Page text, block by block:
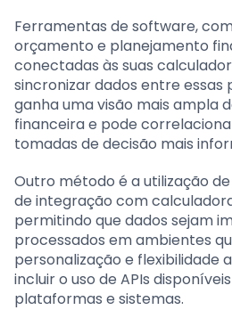
Ferramentas de software,
orçamento e planejamento
conectadas às suas
sincronizar dados entre essas
ganha uma visão mais ampla
financeira e pode
tomadas de decisão mais
Outro método é a utilização
de integração com
permitindo que dados sejam
processados em ambientes
personalização e flexibilidade
incluir o uso de APIs
plataformas e sistemas.